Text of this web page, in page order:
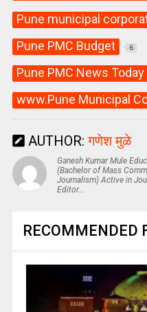
Pune municipal
Pune PMC Budget 6
Pune PMC News Today
www.Pune Municipal
AUTHOR:गणेश मुळे
Ganesh Kumar Mule
(Bachelor of Mass
Journalism) Active in
Editor...
RECOMMENDED